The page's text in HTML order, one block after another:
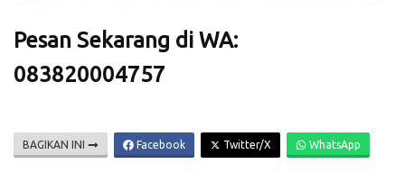
Pesan Sekarang di WA:
083820004757
BAGIKAN INI Facebook Twitter/X WhatsApp